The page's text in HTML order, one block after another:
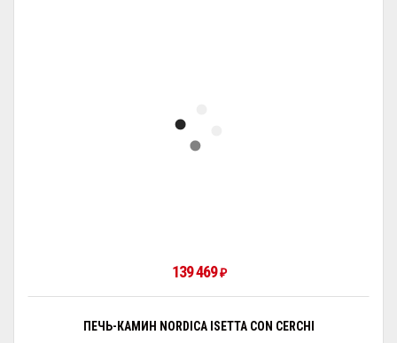
139 469₽
ПЕЧЬ-КАМИН NORDICA ISETTA CON CERCHI